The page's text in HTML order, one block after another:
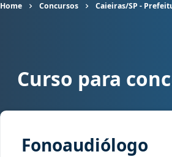
Home Concursos Caieiras/SP -
Curso para concurso Caieiras/SP -
Curso para
Fonoaudiólogo